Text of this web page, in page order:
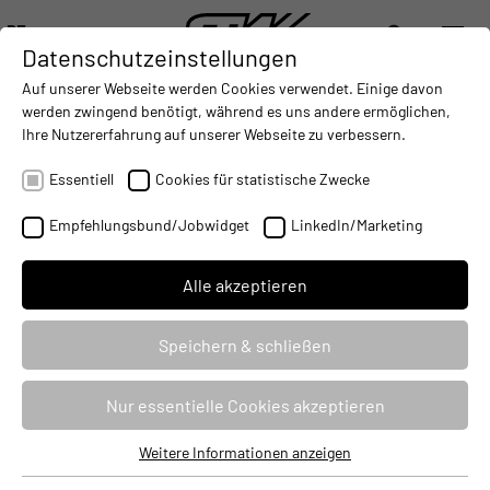
DE
DEUTSCH (DE)
ENGLISH (EN)
中文 (ZH)
DIGITALISIERUNG - CONNECTING THE WORLD OF MOBILE MACHINES
AUTOMATISIERUNG - IMPROVING MOBILE MACHINES
INTEGRATION
ESX STEUERUNGEN
Standardportfolio an Steuerungen
Zukunftssicher durch modularen Aufbau auf gemeinsamer
Datenschutzeinstellungen
Auf unserer Webseite werden Cookies verwendet. Einige davon
werden zwingend benötigt, während es uns andere ermöglichen,
Ihre Nutzererfahrung auf unserer Webseite zu verbessern.
Essentiell Cookies für statistische Zwecke
Empfehlungsbund/Jobwidget LinkedIn/Marketing
Alle akzeptieren
Speichern & schließen
Nur essentielle Cookies akzeptieren
Weitere Informationen anzeigen